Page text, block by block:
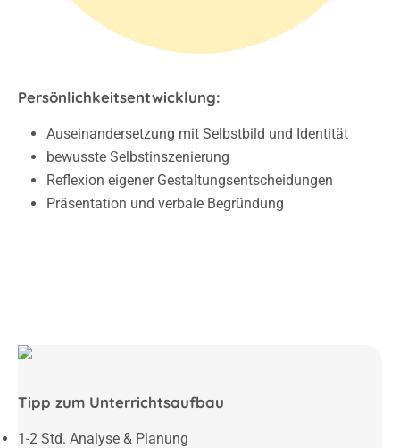
Persönlichkeitsentwicklung:
Auseinandersetzung mit Selbstbild und Identität
bewusste Selbstinszenierung
Reflexion eigener Gestaltungsentscheidungen
Präsentation und verbale Begründung
Tipp zum Unterrichtsaufbau
1-2 Std. Analyse & Planung